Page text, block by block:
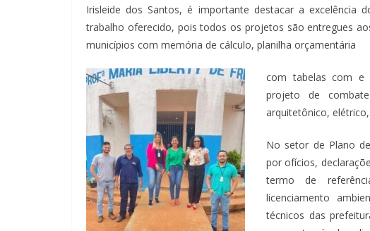
Irisleide dos Santos, é importante destacar a excelência
trabalho oferecido, pois todos os projetos são entregues
municípios com memória de cálculo, planilha orçamentária
com tabelas com e
projeto de
arquitetônico,
No setor de Plano
por ofícios,
termo de
licenciamento
técnicos das